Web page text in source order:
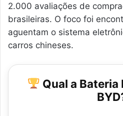
2.000 avaliações de
brasileiras. O foco foi
aguentam o sistema
carros chineses.
Qual a Bateria